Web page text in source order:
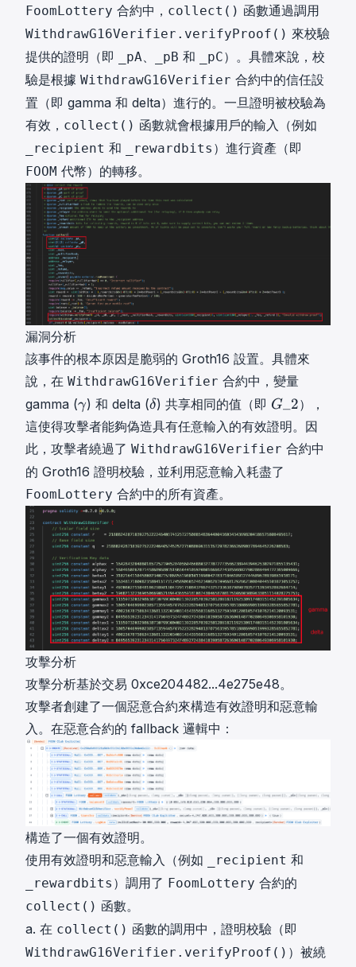
FoomLottery 合約中， collect() 函數通過調用
WithdrawG16Verifier.verifyProof() 來校驗
提供的證明（即
_pA、 _pB 和 _pC）。具體來說，校
驗是根據 WithdrawG16Verifier 合約中的信任設
置（即 gamma 和 delta）進行的。一旦證明被校驗為
有效， collect() 函數就會根據用戶的輸入（例如
_recipient 和 _rewardbits ）進行資產（即
FOOM 代幣）的轉移。
漏洞分析
該事件的根本原因是脆弱的 Groth16 設置。具體來
說，在 WithdrawG16Verifier 合約中，變量
gamma (γ
\
g
a
m
m
a
γ) 和 delta (δ
\
d
e
l
t
a
δ) 共享相同的值（即 G
_
2
G
\
{
2
}
G_ 2），
這使得攻擊者能夠偽造具有任意輸入的有效證明。因
此，攻擊者繞過了 WithdrawG16Verifier 合約中
的 Groth16 證明校驗，並利用惡意輸入耗盡了
FoomLottery 合約中的所有資產。
攻擊分析
攻擊分析基於交易 0xce204482...4e275e48。
攻擊者創建了一個惡意合約來構造有效證明和惡意輸
入。在惡意合約的 fallback 邏輯中：
構造了一個有效證明。
使用有效證明和惡意輸入（例如
_recipient 和
_rewardbits ）調用了 FoomLottery 合約的
collect() 函數。
a. 在 collect() 函數的調用中，證明校驗（即
WithdrawG16Verifier.verifyProof() ）被繞